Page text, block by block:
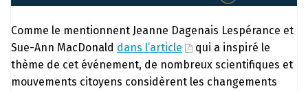
Comme le mentionnent Jeanne Dagenais Lespérance et
Sue-Ann MacDonald dans l’article
qui a inspiré le
thème de cet événement, de nombreux scientifiques et
mouvements citoyens considèrent les changements